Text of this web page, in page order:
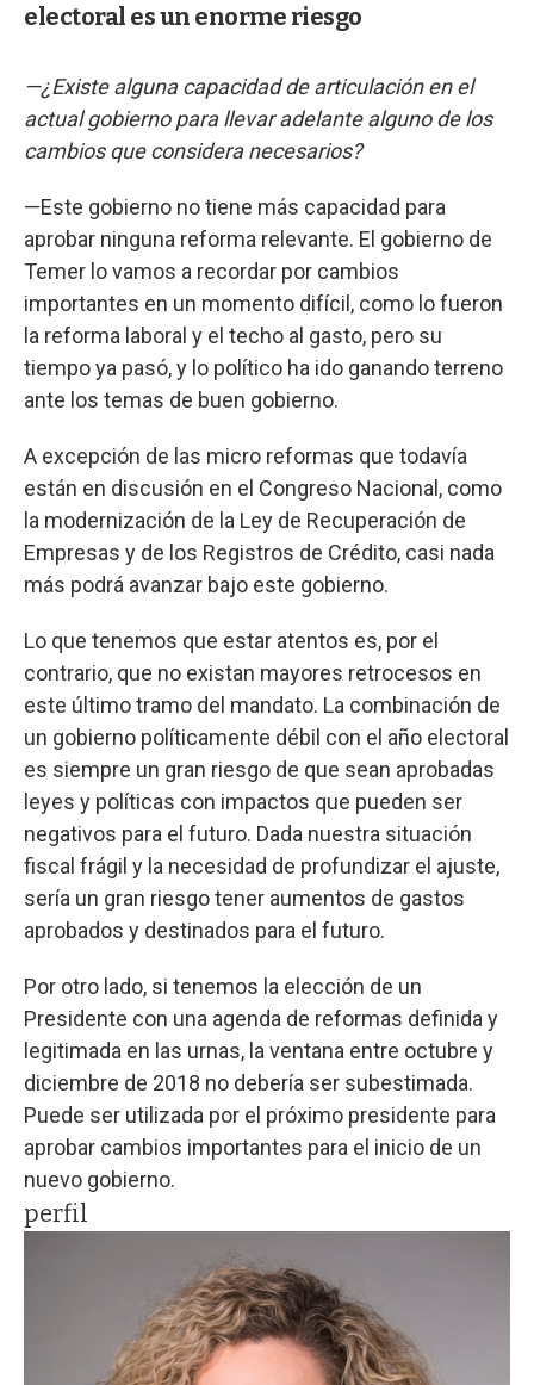
electoral es un enorme riesgo
—¿Existe alguna capacidad de articulación en el
actual gobierno para llevar adelante alguno de los
cambios que considera necesarios?
—Este gobierno no tiene más capacidad para
aprobar ninguna reforma relevante. El gobierno de
Temer lo vamos a recordar por cambios
importantes en un momento difícil, como lo fueron
la reforma laboral y el techo al gasto, pero su
tiempo ya pasó, y lo político ha ido ganando terreno
ante los temas de buen gobierno.
A excepción de las micro reformas que todavía
están en discusión en el Congreso Nacional, como
la modernización de la Ley de Recuperación de
Empresas y de los Registros de Crédito, casi nada
más podrá avanzar bajo este gobierno.
Lo que tenemos que estar atentos es, por el
contrario, que no existan mayores retrocesos en
este último tramo del mandato. La combinación de
un gobierno políticamente débil con el año electoral
es siempre un gran riesgo de que sean aprobadas
leyes y políticas con impactos que pueden ser
negativos para el futuro. Dada nuestra situación
fiscal frágil y la necesidad de profundizar el ajuste,
sería un gran riesgo tener aumentos de gastos
aprobados y destinados para el futuro.
Por otro lado, si tenemos la elección de un
Presidente con una agenda de reformas definida y
legitimada en las urnas, la ventana entre octubre y
diciembre de 2018 no debería ser subestimada.
Puede ser utilizada por el próximo presidente para
aprobar cambios importantes para el inicio de un
nuevo gobierno.
perfil